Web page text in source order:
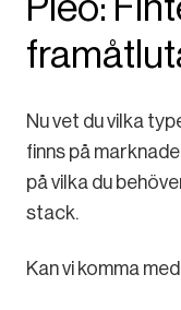
Nu vet du vilka
finns på
på vilka du
stack.
Kan vi komma